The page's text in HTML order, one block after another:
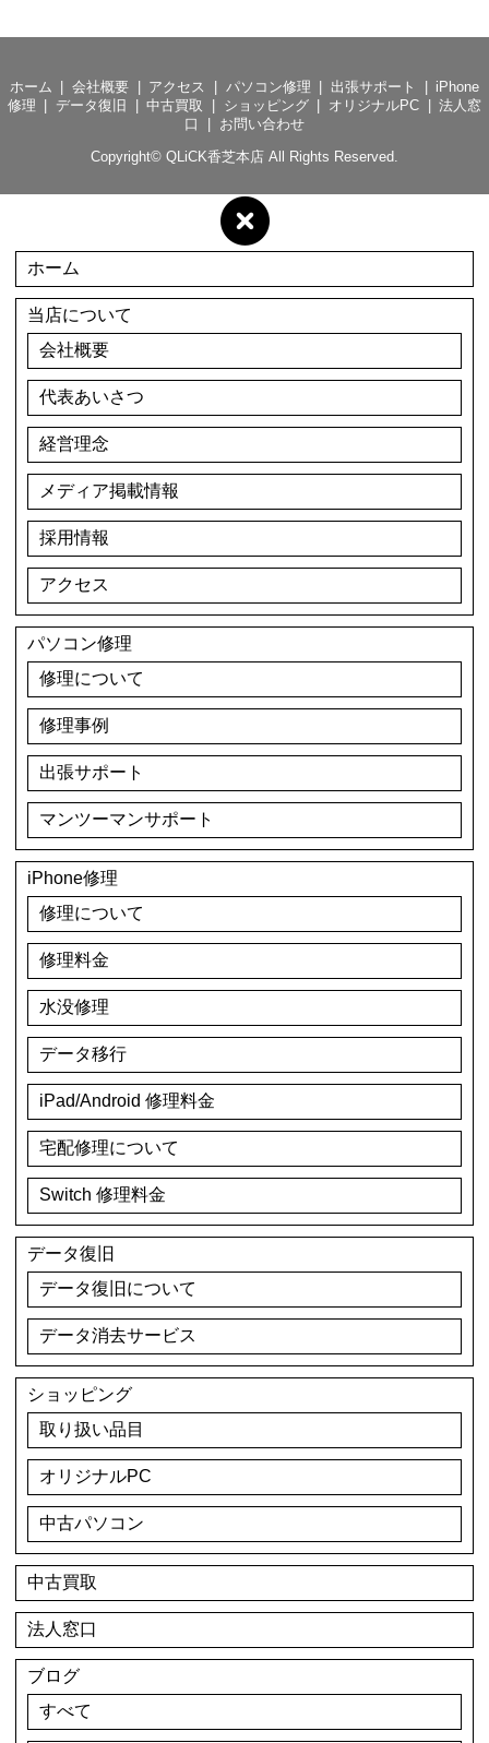
ホーム 会社概要 アクセス パソコン修理 出張サポート
iPhone
修理
データ復旧 中古買取 ショッピング オリジナルPC
法人窓
口
お問い合わせ
Copyright© QLiCK香芝本店 All Rights Reserved.
ホーム
当店について
会社概要
代表あいさつ
経営理念
メディア掲載情報
採用情報
アクセス
パソコン修理
修理について
修理事例
出張サポート
マンツーマンサポート
iPhone修理
修理について
修理料金
水没修理
データ移行
iPad/Android 修理料金
宅配修理について
Switch 修理料金
データ復旧
データ復旧について
データ消去サービス
ショッピング
取り扱い品目
オリジナルPC
中古パソコン
中古買取
法人窓口
ブログ
すべて